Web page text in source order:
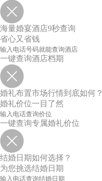
海量婚宴酒店9秒查询
省心又省钱
一键查询酒店档期
婚礼布置市场行情到底如何？
婚礼价位一目了然
一键查询专属婚礼价位
结婚日期如何选择？
为您挑选结婚日期